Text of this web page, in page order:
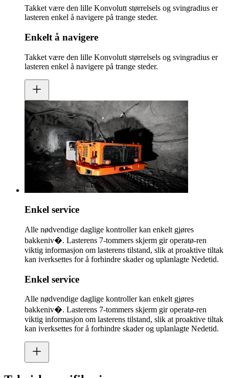
Takket være den lille Konvolutt størrelsels og svingradius er
lasteren enkel å navigere på trange steder.
Enkelt å navigere
Takket være den lille Konvolutt størrelsels og svingradius er
lasteren enkel å navigere på trange steder.
Enkel service
Alle nødvendige daglige kontroller kan enkelt gjøres
bakkeniv�. Lasterens 7-tommers skjerm gir operatø-ren
viktig informasjon om lasterens tilstand, slik at proaktive tiltak
kan iverksettes for å forhindre skader og uplanlagte Nedetid.
Enkel service
Alle nødvendige daglige kontroller kan enkelt gjøres
bakkeniv�. Lasterens 7-tommers skjerm gir operatø-ren
viktig informasjon om lasterens tilstand, slik at proaktive tiltak
kan iverksettes for å forhindre skader og uplanlagte Nedetid.